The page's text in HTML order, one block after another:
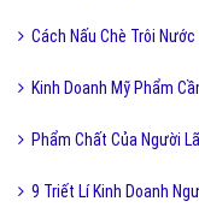
Cách Nấu Chè Trôi
Kinh Doanh Mỹ Phẩm
Phẩm Chất Của Người
9 Triết Lí Kinh Doanh